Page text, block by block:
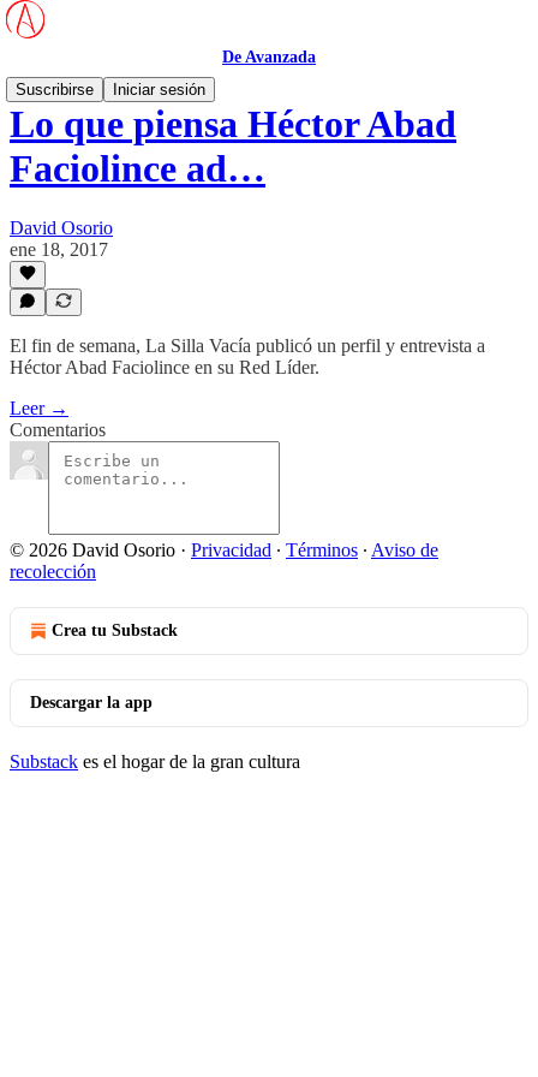
De Avanzada
Suscribirse
Iniciar sesión
Lo que piensa Héctor Abad
Faciolince ad…
David Osorio
ene 18, 2017
El fin de semana, La Silla Vacía publicó un perfil y entrevista a
Héctor Abad Faciolince en su Red Líder.
Leer →
Comentarios
© 2026 David Osorio · Privacidad ∙ Términos ∙ Aviso de
recolección
Crea tu Substack
Descargar la app
Substack es el hogar de la gran cultura